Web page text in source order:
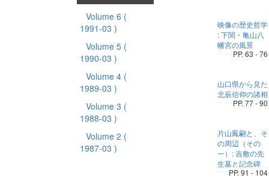
Volume 6 (
1991-03 )
Volume 5 (
1990-03 )
Volume 4 (
1989-03 )
Volume 3 (
1988-03 )
Volume 2 (
1987-03 )
映像の歴史哲学
: 下関・亀山八
幡宮の風景
PP. 63 - 76
山口県から見た
北辰信仰の諸相
PP. 77 - 90
片山鳳翩と、そ
の周辺（その
一）: 吉敷の先
生墓と記念碑
PP. 91 - 104